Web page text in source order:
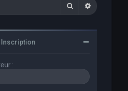
Rechercher
Inscription
: